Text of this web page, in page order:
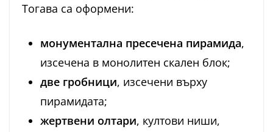
Тогава са оформени:
монументална пресечена пирамида,
изсечена в монолитен скален блок;
две гробници, изсечени върху
пирамидата;
жертвени олтари, култови ниши,